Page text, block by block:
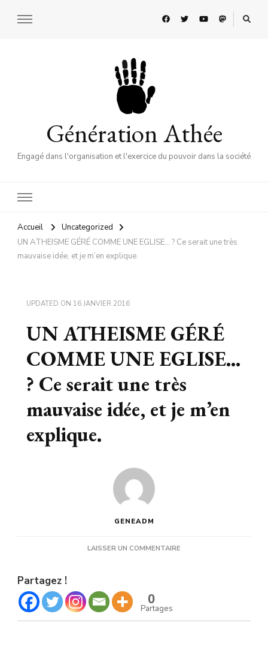
Génération Athée
Engagé dans l'organisation et l'exercice du pouvoir dans la société
Accueil
Uncategorized
UN ATHEISME GÉRÉ COMME UNE EGLISE… ? Ce serait une très
mauvaise idée, et je m’en explique.
UPDATED ON 16 JANVIER 2016
UN ATHEISME GÉRÉ
COMME UNE EGLISE…
? Ce serait une très
mauvaise idée, et je m’en
explique.
GENEADM
LAISSER UN COMMENTAIRE
Partagez !
0
Partages